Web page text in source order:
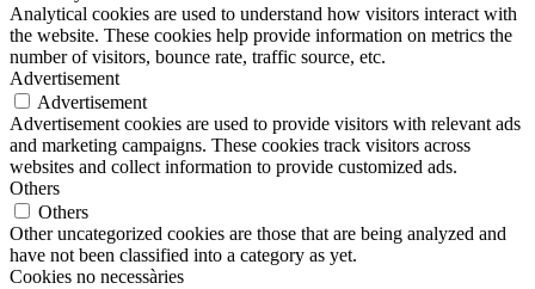
Analytical cookies are used to understand how visitors interact with
the website. These cookies help provide information on metrics the
number of visitors, bounce rate, traffic source, etc.
Advertisement
Advertisement
Advertisement cookies are used to provide visitors with relevant ads
and marketing campaigns. These cookies track visitors across
websites and collect information to provide customized ads.
Others
Others
Other uncategorized cookies are those that are being analyzed and
have not been classified into a category as yet.
Cookies no necessàries